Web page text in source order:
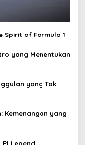
Spirit of Formula 1
yang Menentukan
yang Tak
Kemenangan yang
Legend